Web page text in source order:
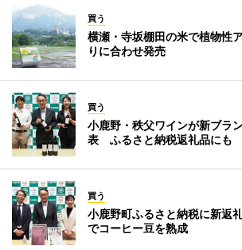
買う
横瀬・寺坂棚田の米で植物性
りに合わせ発売
買う
小鹿野・秩父ワインが新ブラ
表 ふるさと納税返礼品にも
買う
小鹿野町ふるさと納税に新返
でコーヒー豆を熟成